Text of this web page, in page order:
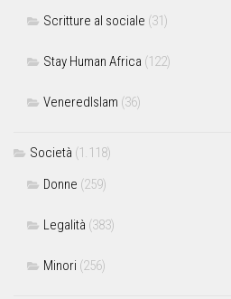
Scritture al sociale (31)
Stay Human Africa (122)
VeneredIslam (36)
Società (1.118)
Donne (259)
Legalità (383)
Minori (256)